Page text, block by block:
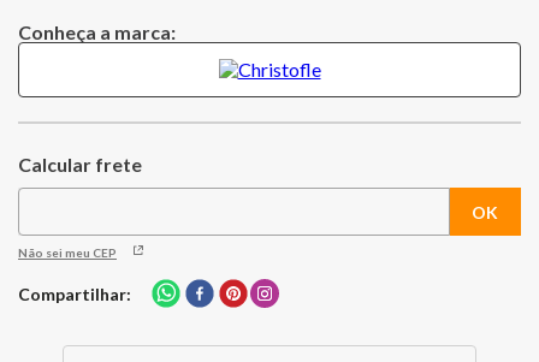
Conheça a marca:
Não sei meu CEP
Compartilhar